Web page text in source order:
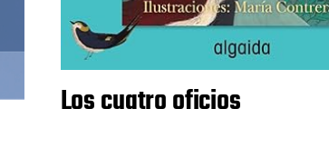
Los cuatro oficios